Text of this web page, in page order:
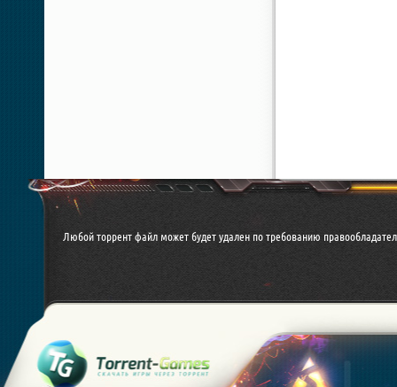
Любой торрент файл может будет удален по требованию